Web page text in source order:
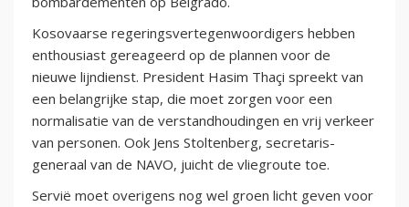
Kosovaarse regeringsvertegenwoordigers hebben
enthousiast gereageerd op de plannen voor de
nieuwe lijndienst. President Hasim Thaçi spreekt van
een belangrijke stap, die moet zorgen voor een
normalisatie van de verstandhoudingen en vrij verkeer
van personen. Ook Jens Stoltenberg, secretaris-
generaal van de NAVO, juicht de vliegroute toe.
Servië moet overigens nog wel groen licht geven voor